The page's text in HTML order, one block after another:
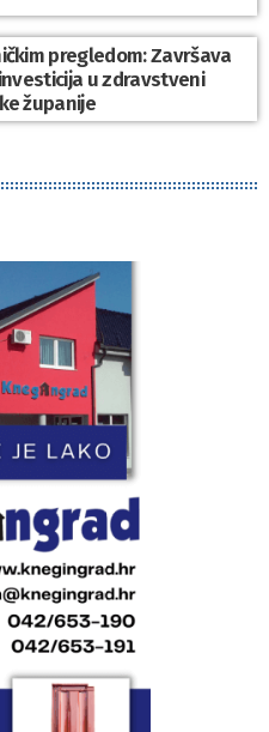
pregledom: Završava
u zdravstveni
županije